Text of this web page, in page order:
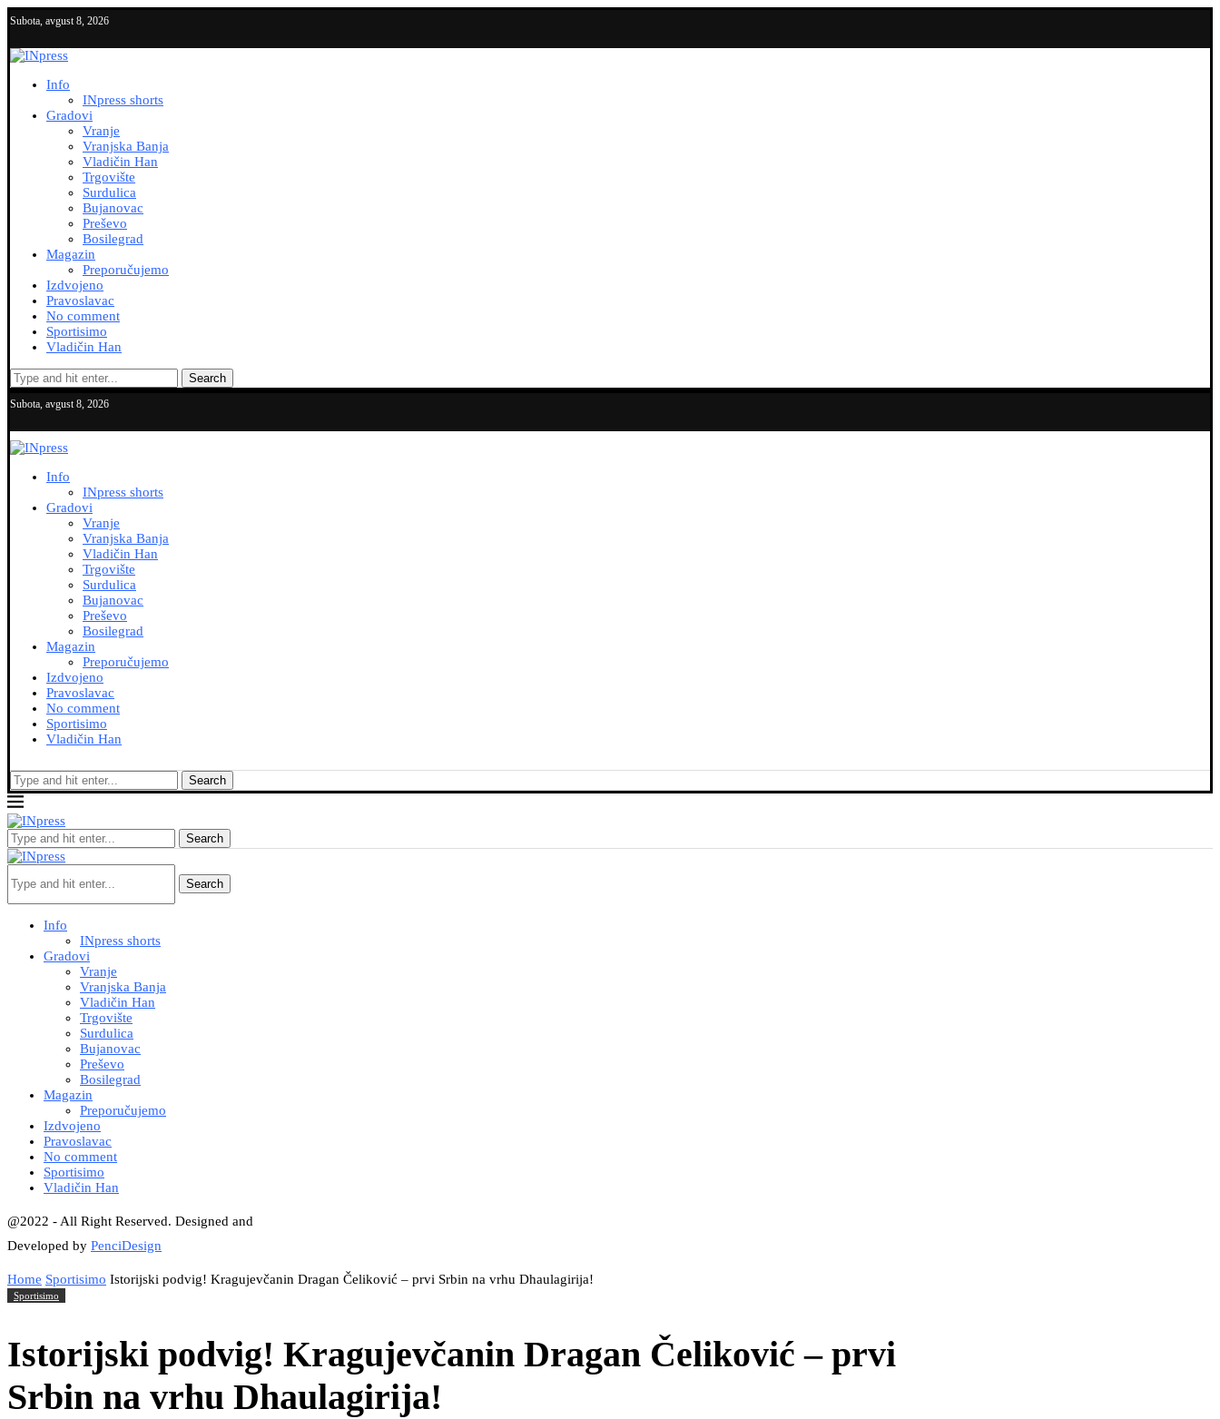
Subota, avgust 8, 2026
Info
INpress shorts
Gradovi
Vranje
Vranjska Banja
Vladičin Han
Trgovište
Surdulica
Bujanovac
Preševo
Bosilegrad
Magazin
Preporučujemo
Izdvojeno
Pravoslavac
No comment
Sportisimo
Vladičin Han
Search
Subota, avgust 8, 2026
Info
INpress shorts
Gradovi
Vranje
Vranjska Banja
Vladičin Han
Trgovište
Surdulica
Bujanovac
Preševo
Bosilegrad
Magazin
Preporučujemo
Izdvojeno
Pravoslavac
No comment
Sportisimo
Vladičin Han
Search
Search
Search
Info
INpress shorts
Gradovi
Vranje
Vranjska Banja
Vladičin Han
Trgovište
Surdulica
Bujanovac
Preševo
Bosilegrad
Magazin
Preporučujemo
Izdvojeno
Pravoslavac
No comment
Sportisimo
Vladičin Han
@2022 - All Right Reserved. Designed and
Developed by PenciDesign
Home Sportisimo Istorijski podvig! Kragujevčanin Dragan Čeliković – prvi Srbin na vrhu Dhaulagirija!
Sportisimo
Istorijski podvig! Kragujevčanin Dragan Čeliković – prvi
Srbin na vrhu Dhaulagirija!